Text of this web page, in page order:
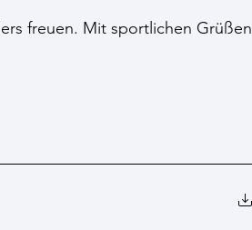
freuen. Mit sportlichen Grüßen